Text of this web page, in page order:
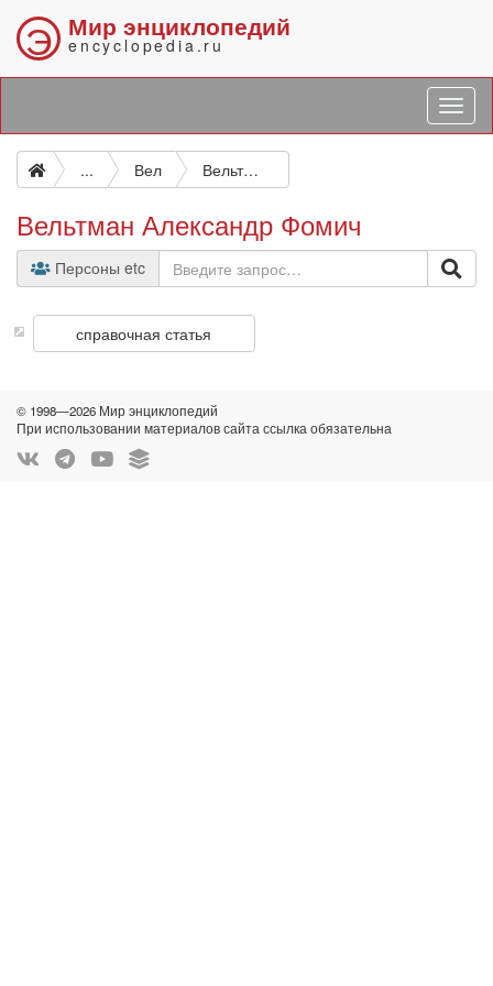
Э Мир энциклопедий
encyclopedia.ru
... Вел Вельтман Александр Фомич
Вельтман Александр Фомич
Персоны etc
справочная статья
© 1998—2026 Мир энциклопедий
При использовании материалов сайта ссылка обязательна